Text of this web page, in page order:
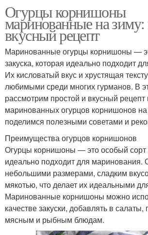
Огурцы корнишоны
маринованные на
вкусный рецепт
Маринованные огурцы корнишоны —
закуска, которая идеально подходит
Их кисловатый вкус и хрустящая
любимыми среди многих гурманов. В
рассмотрим простой и вкусный рецепт
маринованных огурцов корнишонов
поделимся полезными советами и
Преимущества огурцов корнишонов
Огурцы корнишоны — это особый сорт
идеально подходит для маринования.
небольшими размерами, сладким
мякотью, что делает их идеальными
Маринованные корнишоны можно
качестве закуски, добавлять в салаты,
мясным и рыбным блюдам.